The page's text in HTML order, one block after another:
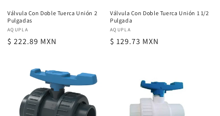
Válvula Con Doble Tuerca Unión 2
Pulgadas
Proveedor:
AQUPLA
Precio
$ 222.89 MXN
Válvula Con Doble Tuerca Unión 1 1/2
Pulgada
Proveedor:
AQUPLA
Precio
$ 129.73 MXN